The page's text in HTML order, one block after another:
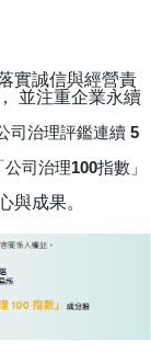
實誠信與經營責
並注重企業永續
司治理評鑑連續 5
司治理100指數」
與成果。